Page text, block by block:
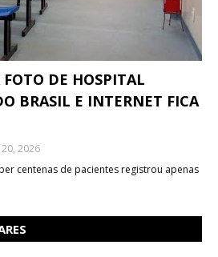
DE HOSPITAL
BRASIL E INTERNET FICA
20, 2026
centenas de pacientes registrou apenas